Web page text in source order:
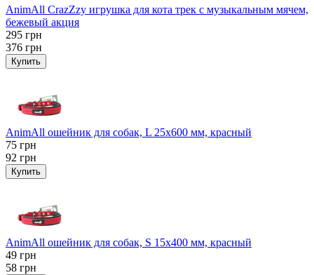
AnimAll CrazZzy игрушка для кота трек с музыкальным мячем,
бежевый акция
295 грн
376 грн
Купить
AnimAll ошейник для собак, L 25x600 мм, красный
75 грн
92 грн
Купить
AnimAll ошейник для собак, S 15х400 мм, красный
49 грн
58 грн